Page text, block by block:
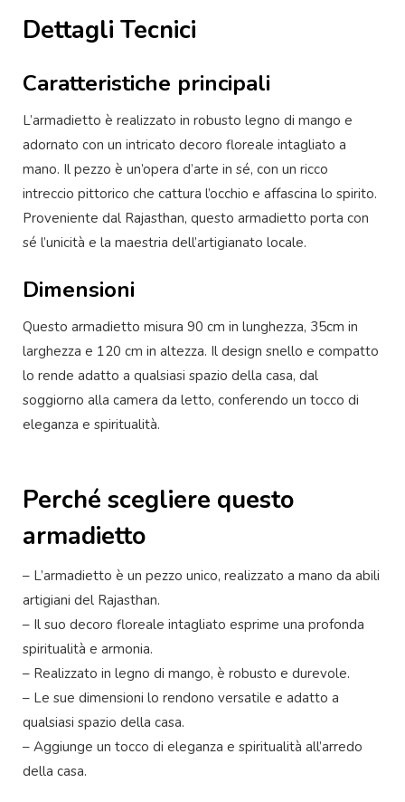
Dettagli Tecnici
Caratteristiche principali
L’armadietto è realizzato in robusto legno di mango e
adornato con un intricato decoro floreale intagliato a
mano. Il pezzo è un’opera d’arte in sé, con un ricco
intreccio pittorico che cattura l’occhio e affascina lo spirito.
Proveniente dal Rajasthan, questo armadietto porta con
sé l’unicità e la maestria dell’artigianato locale.
Dimensioni
Questo armadietto misura 90 cm in lunghezza, 35cm in
larghezza e 120 cm in altezza. Il design snello e compatto
lo rende adatto a qualsiasi spazio della casa, dal
soggiorno alla camera da letto, conferendo un tocco di
eleganza e spiritualità.
Perché scegliere questo
armadietto
– L’armadietto è un pezzo unico, realizzato a mano da abili
artigiani del Rajasthan.
– Il suo decoro floreale intagliato esprime una profonda
spiritualità e armonia.
– Realizzato in legno di mango, è robusto e durevole.
– Le sue dimensioni lo rendono versatile e adatto a
qualsiasi spazio della casa.
– Aggiunge un tocco di eleganza e spiritualità all’arredo
della casa.